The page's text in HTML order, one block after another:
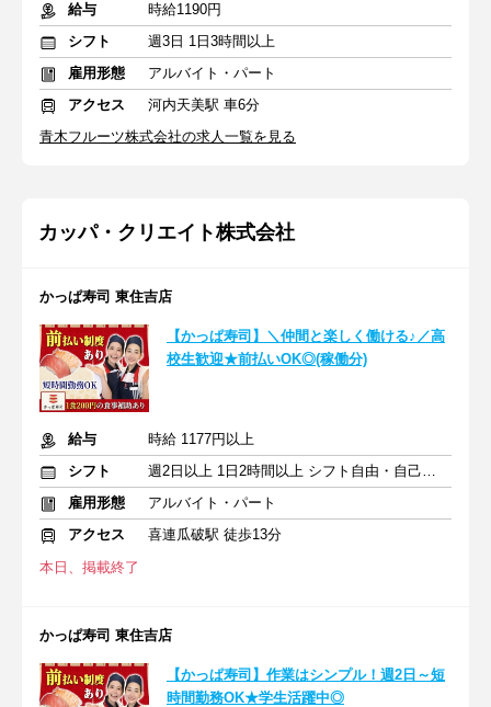
給与
時給1190円
シフト
週3日 1日3時間以上
雇用形態
アルバイト・パート
アクセス
河内天美駅 車6分
青木フルーツ株式会社の求人一覧を見る
カッパ・クリエイト株式会社
かっぱ寿司 東住吉店
【かっぱ寿司】＼仲間と楽しく働ける♪／高
校生歓迎★前払いOK◎(稼働分)
給与
時給 1177円以上
シフト
週2日以上 1日2時間以上 シフト自由・自己申告
雇用形態
アルバイト・パート
アクセス
喜連瓜破駅 徒歩13分
本日、掲載終了
かっぱ寿司 東住吉店
【かっぱ寿司】作業はシンプル！週2日～短
時間勤務OK★学生活躍中◎